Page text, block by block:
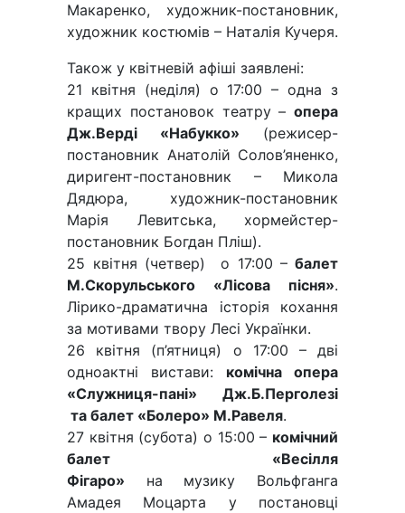
Макаренко, художник-постановник,
художник костюмів – Наталія Кучеря.
Також у квітневій афіші заявлені:
21 квітня (неділя) о 17:00 – одна з
кращих постановок театру – опера
Дж.Верді «Набукко» (режисер-
постановник Анатолій Солов’яненко,
диригент-постановник – Микола
Дядюра, художник-постановник
Марія Левитська, хормейстер-
постановник Богдан Пліш).
25 квітня (четвер) о 17:00 – балет
М.Скорульського «Лісова пісня».
Лірико-драматична історія кохання
за мотивами твору Лесі Українки.
26 квітня (п’ятниця) о 17:00 – дві
одноактні вистави: комічна опера
«Служниця-пані» Дж.Б.Перголезі
та балет «Болеро» М.Равеля.
27 квітня (субота) о 15:00 – комічний
балет «Весілля
Фігаро» на музику Вольфганга
Амадея Моцарта у постановці